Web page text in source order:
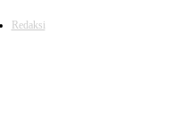
Redaksi